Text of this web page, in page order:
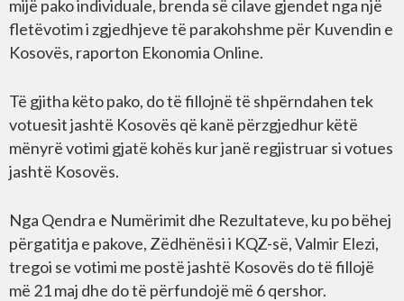
mijë pako individuale, brenda së cilave gjendet nga një
fletëvotim i zgjedhjeve të parakohshme për Kuvendin e
Kosovës, raporton Ekonomia Online.
Të gjitha këto pako, do të fillojnë të shpërndahen tek
votuesit jashtë Kosovës që kanë përzgjedhur këtë
mënyrë votimi gjatë kohës kur janë regjistruar si votues
jashtë Kosovës.
Nga Qendra e Numërimit dhe Rezultateve, ku po bëhej
përgatitja e pakove, Zëdhënësi i KQZ-së, Valmir Elezi,
tregoi se votimi me postë jashtë Kosovës do të fillojë
më 21 maj dhe do të përfundojë më 6 qershor.